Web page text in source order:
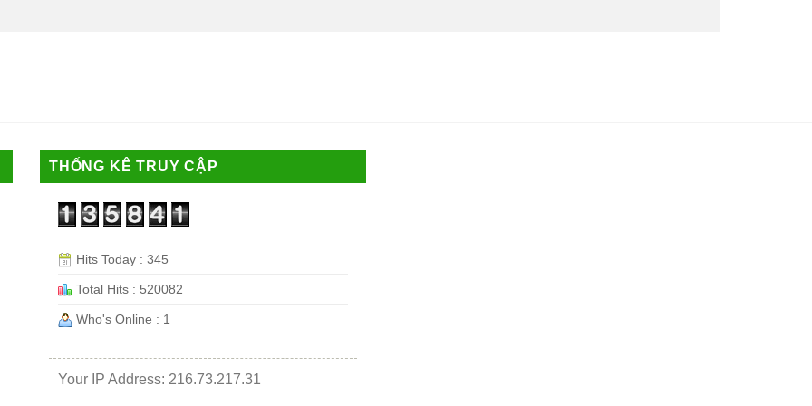
THỐNG KÊ TRUY CẬP
Hits Today : 345
Total Hits : 520082
Who's Online : 1
Your IP Address: 216.73.217.31